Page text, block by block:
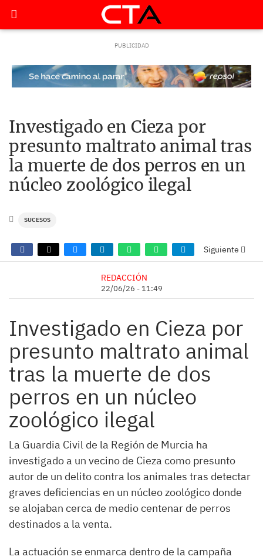
Investigado en Cieza por
presunto maltrato animal tras
la muerte de dos perros en un
núcleo zoológico ilegal
SUCESOS
Siguiente
REDACCIÓN
22/06/26 - 11:49
Investigado en Cieza por
presunto maltrato animal
tras la muerte de dos
perros en un núcleo
zoológico ilegal
La Guardia Civil de la Región de Murcia ha
investigado a un vecino de Cieza como presunto
autor de un delito contra los animales tras detectar
graves deficiencias en un núcleo zoológico donde
se alojaban cerca de medio centenar de perros
destinados a la venta.
La actuación se enmarca dentro de la campaña